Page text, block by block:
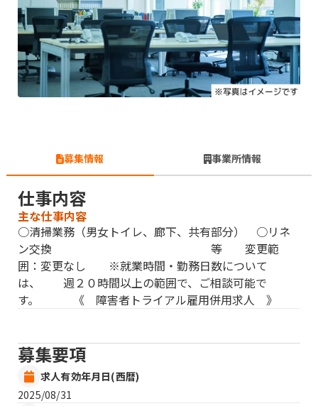
募集情報 事業所情報
仕事内容
主な仕事内容
○清掃業務（男女トイレ、廊下、共有部分） ○リネ
ン交換 等 変更範
囲：変更なし ※就業時間・勤務日数について
は、 週２０時間以上の範囲で、ご相談可能で
す。 《 障害者トライアル雇用併用求人 》
募集要項
求人有効年月日(西暦)
2025/08/31